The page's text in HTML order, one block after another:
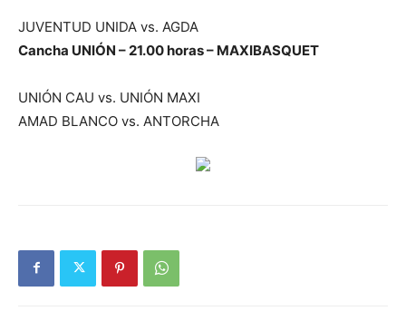
JUVENTUD UNIDA vs. AGDA
Cancha UNIÓN – 21.00 horas – MAXIBASQUET
UNIÓN CAU vs. UNIÓN MAXI
AMAD BLANCO vs. ANTORCHA